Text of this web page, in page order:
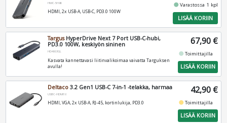
HMC-5H8K
HDMI, 2x USB-A, USB-C, PD3.0 100W
fiber_manual_recordVarastossa 1 kpl
LISÄÄ KORIIN
TargusHyperDrive Next 7 Port USB-C-hubi,
PD3.0 100W, keskiyön sininen
HD4003GL
Kasvata kannettavasi liitinvalikoimaa vaivatta Targuksen
avulla!
67,90 €
fiber_manual_recordToimittajilla
LISÄÄ KORIIN
Deltaco 3.2 Gen1 USB-C 7-in-1 -telakka, harmaa
USBC-HDMI18
HDMI, VGA, 2x USB-A, RJ-45, kortinlukija, PD3.0
42,90 €
fiber_manual_recordToimittajilla
LISÄÄ KORIIN